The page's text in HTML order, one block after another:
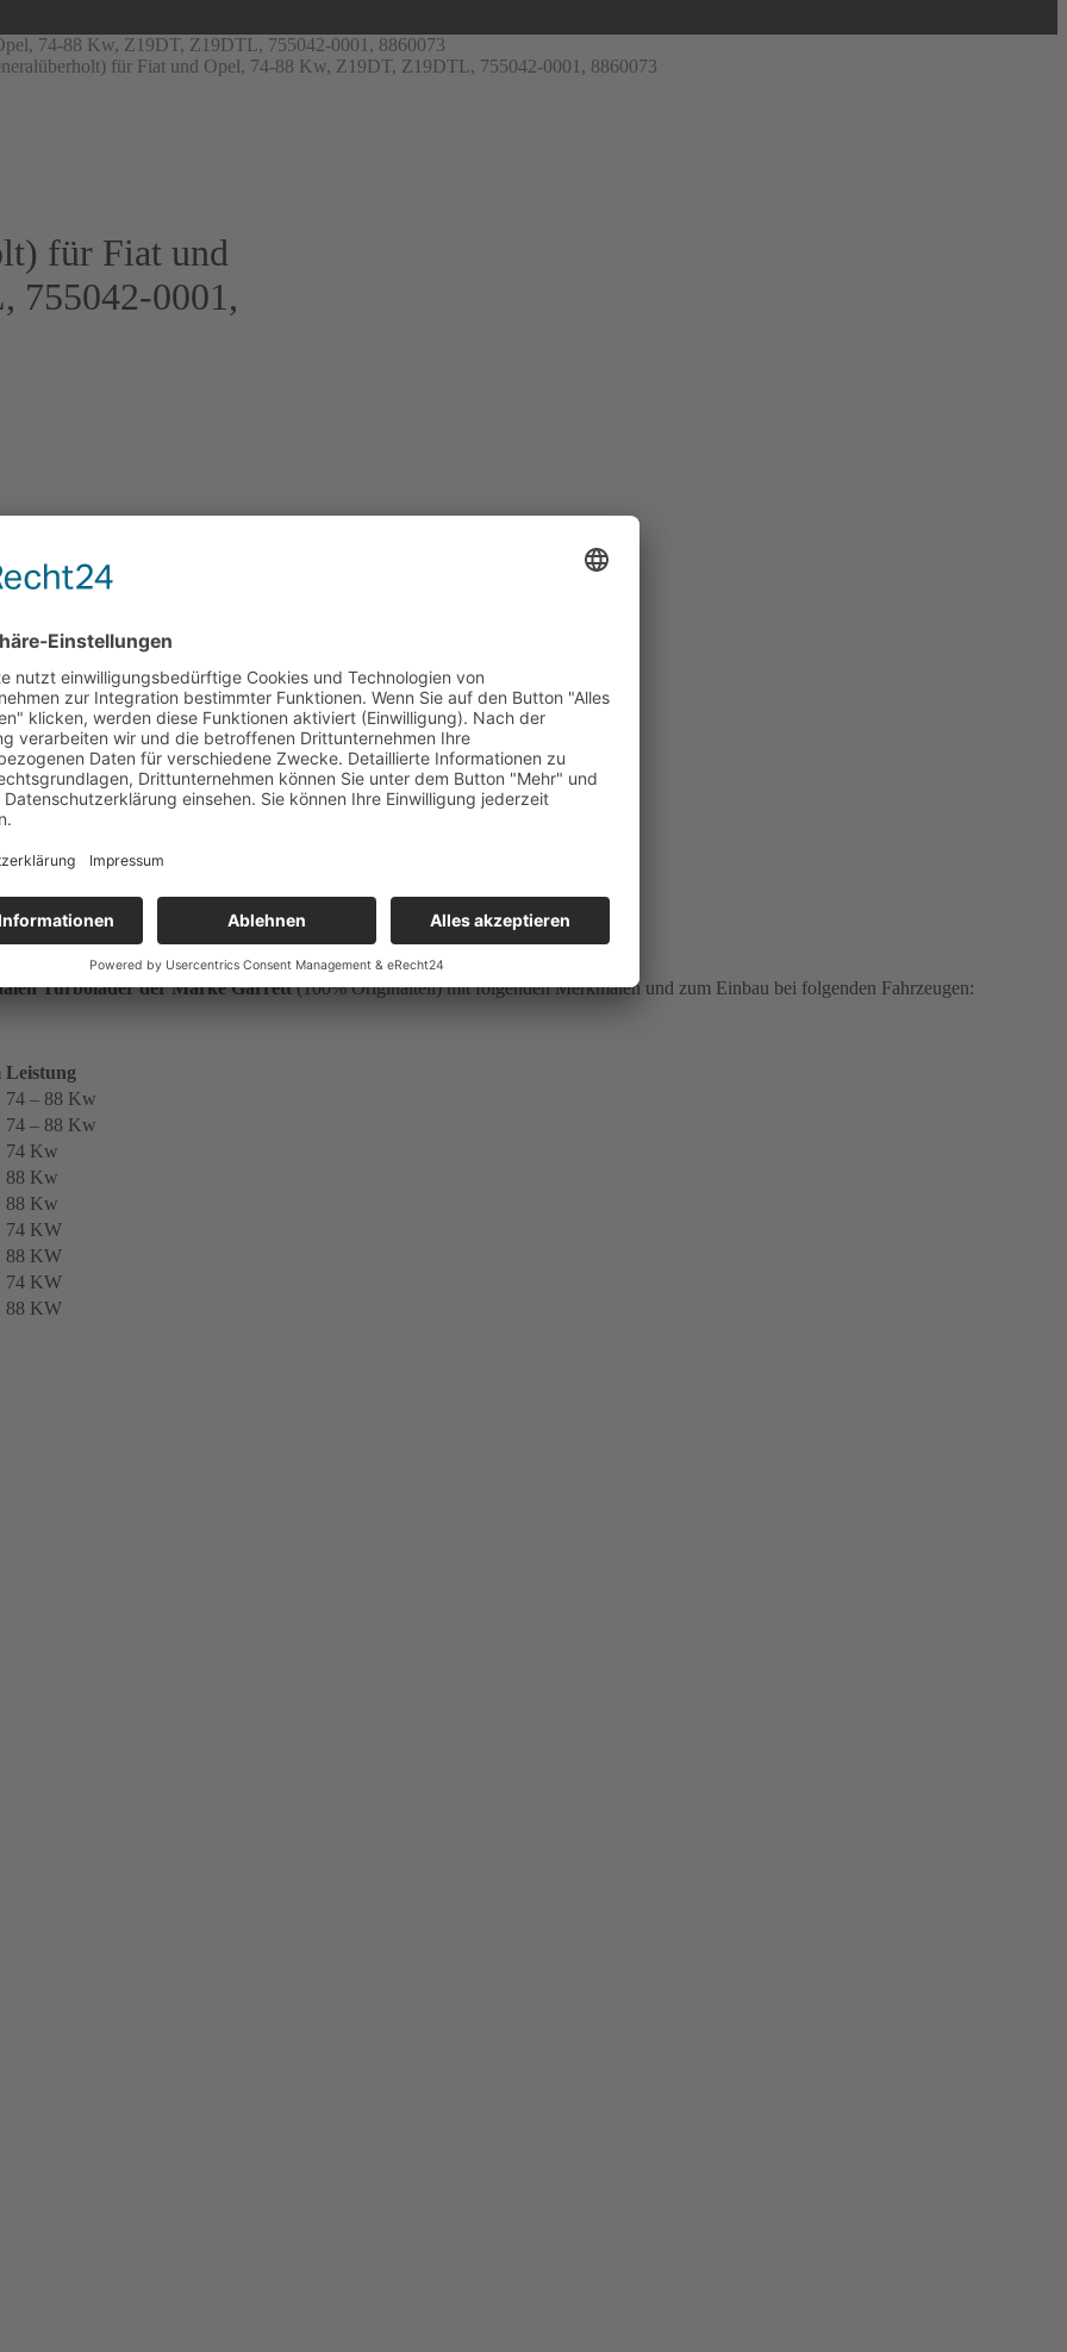
74-88 Kw, Z19DT, Z19DTL, 755042-0001, 8860073
für Fiat und Opel, 74-88 Kw, Z19DT, Z19DTL, 755042-0001, 8860073
für Fiat und
755042-0001,
Marke Garrett (Originalteil) –
Turbolader der Marke Garrett(100% Originalteil) mit folgenden Merkmalen und zum Einbau bei folgenden Fahrzeugen:
Leistung
74 – 88 Kw
74 – 88 Kw
74 Kw
88 Kw
88 Kw
74 KW
88 KW
74 KW
88 KW